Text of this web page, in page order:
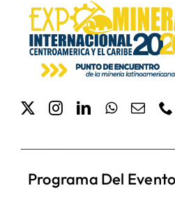
Programa Del Evento